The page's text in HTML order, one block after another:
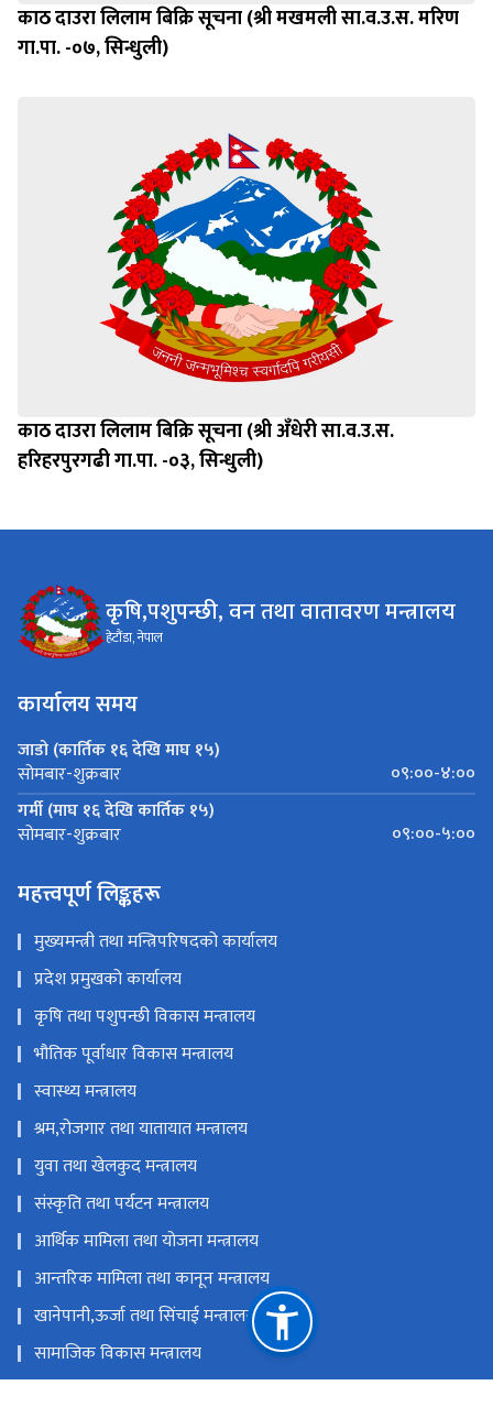
काठ दाउरा लिलाम बिक्रि सूचना (श्री मखमली सा.व.उ.स. मरिण
गा.पा. -०७, सिन्धुली)
काठ दाउरा लिलाम बिक्रि सूचना (श्री अँधेरी सा.व.उ.स.
हरिहरपुरगढी गा.पा. -०३, सिन्धुली)
कृषि,पशुपन्छी, वन तथा वातावरण मन्त्रालय
हेटौंडा, नेपाल
कार्यालय समय
जाडो (कार्तिक १६ देखि माघ १५)
सोमबार-शुक्रबार
०९:००-४:००
गर्मी (माघ १६ देखि कार्तिक १५)
सोमबार-शुक्रबार ०९:००-५:००
महत्त्वपूर्ण लिङ्कहरू
मुख्यमन्त्री तथा मन्त्रिपरिषदको कार्यालय
प्रदेश प्रमुखको कार्यालय
कृषि तथा पशुपन्छी विकास मन्त्रालय
भौतिक पूर्वाधार विकास मन्त्रालय
स्वास्थ्य मन्त्रालय
श्रम,रोजगार तथा यातायात मन्त्रालय
युवा तथा खेलकुद मन्त्रालय
संस्कृति तथा पर्यटन मन्त्रालय
आर्थिक मामिला तथा योजना मन्त्रालय
आन्तरिक मामिला तथा कानून मन्त्रालय
खानेपानी,ऊर्जा तथा सिंचाई मन्त्रालय
सामाजिक विकास मन्त्रालय